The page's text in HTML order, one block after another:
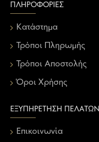
ΠΛΗΡΟΦΟΡΊΕΣ
Κατάστημα
Τρόποι Πληρωμής
Τρόποι Αποστολής
Όροι Χρήσης
ΕΞΥΠΗΡΈΤΗΣΗ ΠΕΛΑΤΏΝ
Επικοινωνία